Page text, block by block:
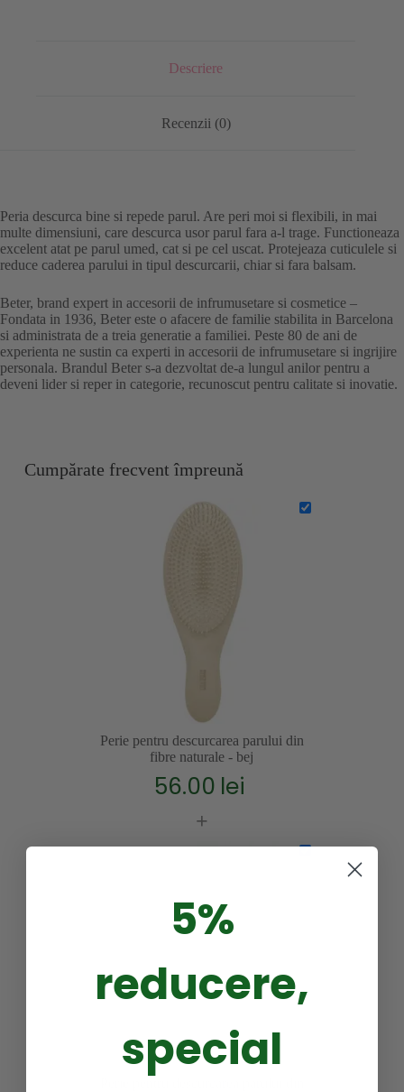
Descriere
Recenzii (0)
Peria descurca bine si repede parul. Are peri moi si flexibili, in mai
multe dimensiuni, care descurca usor parul fara a-l trage. Functioneaza
excelent atat pe parul umed, cat si pe cel uscat. Protejeaza cuticulele si
reduce caderea parului in tipul descurcarii, chiar si fara balsam.
Beter, brand expert in accesorii de infrumusetare si cosmetice –
Fondata in 1936, Beter este o afacere de familie stabilita in Barcelona
si administrata de a treia generatie a familiei. Peste 80 de ani de
experienta ne sustin ca experti in accesorii de infrumusetare si ingrijire
personala. Brandul Beter s-a dezvoltat de-a lungul anilor pentru a
deveni lider si reper in categorie, recunoscut pentru calitate si inovatie.
Cumpărate frecvent împreună
Perie pentru descurcarea parului din
fibre naturale - bej
56.00 lei
+
5%
reducere,
special